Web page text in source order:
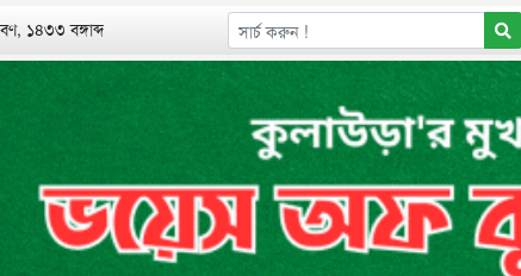
১৪৩৩ বঙ্গাব্দ